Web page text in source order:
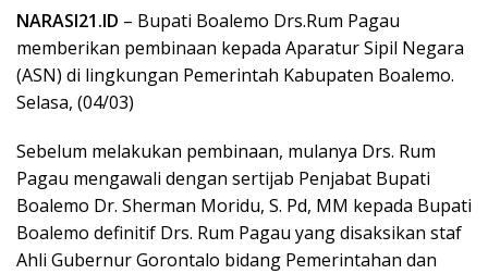
NARASI21.ID – Bupati Boalemo Drs.Rum Pagau
memberikan pembinaan kepada Aparatur Sipil Negara
(ASN) di lingkungan Pemerintah Kabupaten Boalemo.
Selasa, (04/03)
Sebelum melakukan pembinaan, mulanya Drs. Rum
Pagau mengawali dengan sertijab Penjabat Bupati
Boalemo Dr. Sherman Moridu, S. Pd, MM kepada Bupati
Boalemo definitif Drs. Rum Pagau yang disaksikan staf
Ahli Gubernur Gorontalo bidang Pemerintahan dan